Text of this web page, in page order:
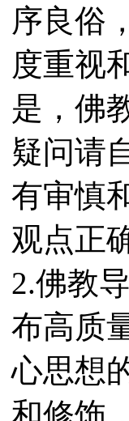
序良俗
度重视
是，佛
疑问请
有审慎
观点正
2.佛教
布高质
心思想
和修饰